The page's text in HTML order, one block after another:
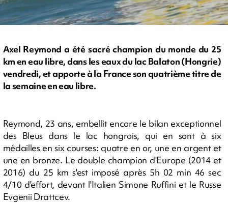
Axel Reymond a été sacré champion du monde du 25
km en eau libre, dans les eaux du lac Balaton (Hongrie)
vendredi, et apporte à la France son quatrième titre de
la semaine en eau libre.
Reymond, 23 ans, embellit encore le bilan exceptionnel
des Bleus dans le lac hongrois, qui en sont à six
médailles en six courses: quatre en or, une en argent et
une en bronze. Le double champion d'Europe (2014 et
2016) du 25 km s'est imposé après 5h 02 min 46 sec
4/10 d'effort, devant l'Italien Simone Ruffini et le Russe
Evgenii Drattcev.